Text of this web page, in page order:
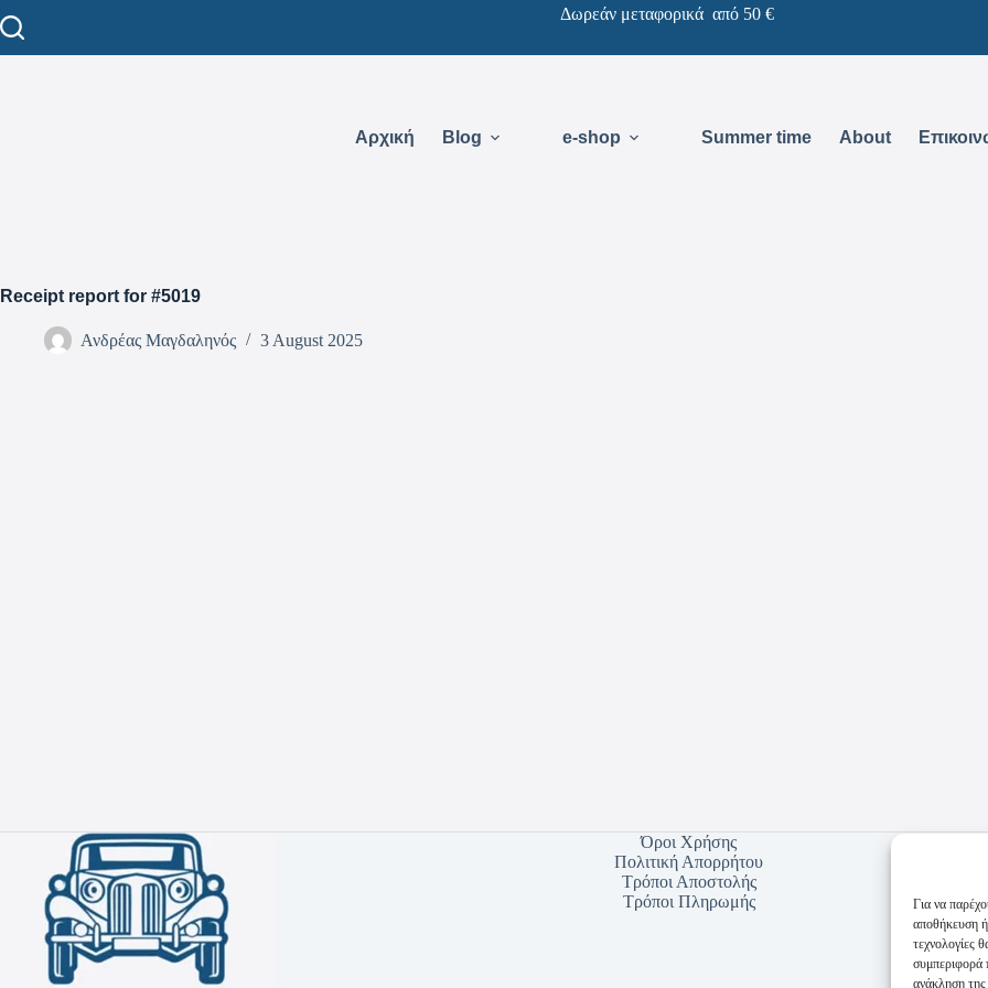
Για να
αποθήκευση
τεχνολογίες
συμπεριφορά
ανάκληση της
Δωρεάν μεταφορικά από 50 €
Αρχική Blog e-shop Summer time About
Receipt report for #5019
Ανδρέας Μαγδαληνός 3 August 2025
Όροι Χρήσης
Πολιτική Απορρήτου
Τρόποι Αποστολής
Τρόποι Πληρωμής